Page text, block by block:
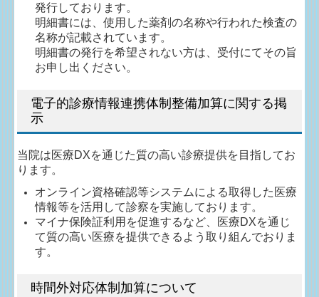
発行しております。
明細書には、使用した薬剤の名称や行われた検査の
名称が記載されています。
明細書の発行を希望されない方は、受付にてその旨
お申し出ください。
電子的診療情報連携体制整備加算に関する掲
示
当院は医療DXを通じた質の高い診療提供を目指してお
ります。
オンライン資格確認等システムによる取得した医療
情報等を活用して診察を実施しております。
マイナ保険証利用を促進するなど、医療DXを通じ
て質の高い医療を提供できるよう取り組んでおりま
す。
時間外対応体制加算について